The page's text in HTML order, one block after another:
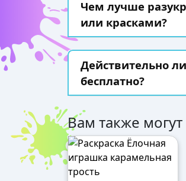
Чем лучше
или красками?
Действительно
бесплатно?
Вам также могут